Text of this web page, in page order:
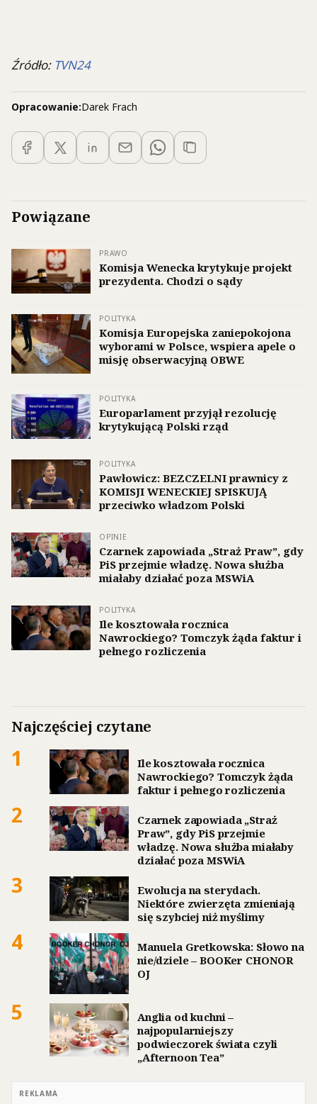
Źródło: TVN24
Opracowanie:Darek Frach
Powiązane
PRAWO
Komisja Wenecka krytykuje projekt
prezydenta. Chodzi o sądy
POLITYKA
Komisja Europejska zaniepokojona
wyborami w Polsce, wspiera apele o
misję obserwacyjną OBWE
POLITYKA
Europarlament przyjął rezolucję
krytykującą Polski rząd
POLITYKA
Pawłowicz: BEZCZELNI prawnicy z
KOMISJI WENECKIEJ SPISKUJĄ
przeciwko władzom Polski
OPINIE
Czarnek zapowiada „Straż Praw”, gdy
PiS przejmie władzę. Nowa służba
miałaby działać poza MSWiA
POLITYKA
Ile kosztowała rocznica
Nawrockiego? Tomczyk żąda faktur i
pełnego rozliczenia
Najczęściej czytane
1
Ile kosztowała rocznica
Nawrockiego? Tomczyk żąda
faktur i pełnego rozliczenia
2
Czarnek zapowiada „Straż
Praw”, gdy PiS przejmie
władzę. Nowa służba miałaby
działać poza MSWiA
3
Ewolucja na sterydach.
Niektóre zwierzęta zmieniają
się szybciej niż myślimy
4
Manuela Gretkowska: Słowo na
nie/dziele – BOOKer CHONOR
OJ
5
Anglia od kuchni –
najpopularniejszy
podwieczorek świata czyli
„Afternoon Tea”
REKLAMA